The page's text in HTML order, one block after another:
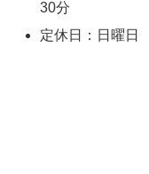
30分
定休日：日曜日